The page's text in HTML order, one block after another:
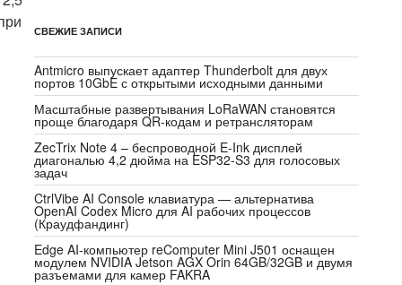
СВЕЖИЕ ЗАПИСИ
Antmicro выпускает адаптер Thunderbolt для двух
портов 10GbE с открытыми исходными данными
Масштабные развертывания LoRaWAN становятся
проще благодаря QR-кодам и ретрансляторам
ZecTrix Note 4 – беспроводной E-Ink дисплей
диагональю 4,2 дюйма на ESP32-S3 для голосовых
задач
CtrlVibe AI Console клавиатура — альтернатива
OpenAI Codex Micro для AI рабочих процессов
(Краудфандинг)
Edge AI-компьютер reComputer Mini J501 оснащен
модулем NVIDIA Jetson AGX Orin 64GB/32GB и двумя
разъемами для камер FAKRA